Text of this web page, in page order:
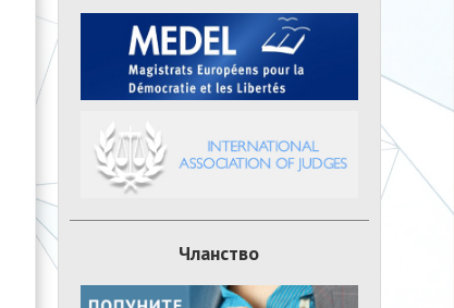
Чланство